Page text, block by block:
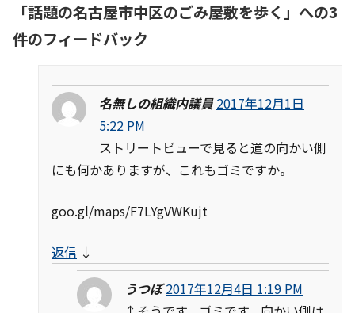
「話題の名古屋市中区のごみ屋敷を歩く 」への3
件のフィードバック
名無しの組織内議員 2017年12月1日
5:22 PM
ストリートビューで見ると道の向かい側
にも何かありますが、これもゴミですか。
goo.gl/maps/F7LYgVWKujt
返信 ↓
うつぼ 2017年12月4日 1:19 PM